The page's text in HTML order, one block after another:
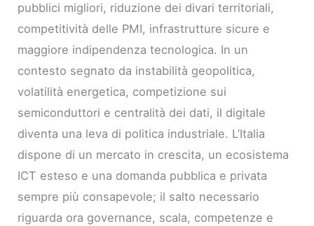
pubblici migliori, riduzione dei divari territoriali,
competitività delle PMI, infrastrutture sicure e
maggiore indipendenza tecnologica. In un
contesto segnato da instabilità geopolitica,
volatilità energetica, competizione sui
semiconduttori e centralità dei dati, il digitale
diventa una leva di politica industriale. L’Italia
dispone di un mercato in crescita, un ecosistema
ICT esteso e una domanda pubblica e privata
sempre più consapevole; il salto necessario
riguarda ora governance, scala, competenze e